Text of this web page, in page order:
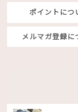
ポイントにつ
メルマガ登録に